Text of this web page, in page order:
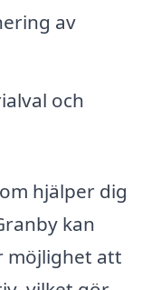
av
och
hjälper dig
kan
möjlighet att